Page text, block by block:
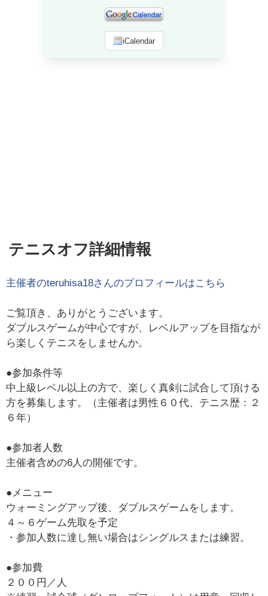
iCalendar
テニスオフ詳細情報
主催者のteruhisa18さんのプロフィールはこちら
ご覧頂き、ありがとうございます。
ダブルスゲームが中心ですが、レベルアップを目指なが
ら楽しくテニスをしませんか。
●参加条件等
中上級レベル以上の方で、楽しく真剣に試合して頂ける
方を募集します。（主催者は男性６０代、テニス歴：２
６年）
●参加者人数
主催者含めの6人の開催です。
●メニュー
ウォーミングアップ後、ダブルスゲームをします。
４～６ゲーム先取を予定
・参加人数に達し無い場合はシングルスまたは練習。
●参加費
２００円／人